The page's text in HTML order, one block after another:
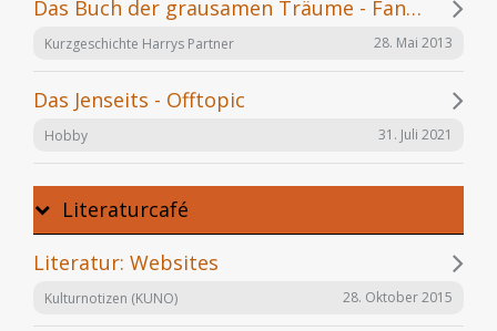
Das Buch der grausamen Träume - Fanfiction
Kurzgeschichte Harrys Partner 28. Mai 2013
Das Jenseits - Offtopic
Hobby 31. Juli 2021
Literaturcafé
Literatur: Websites
Kulturnotizen (KUNO) 28. Oktober 2015